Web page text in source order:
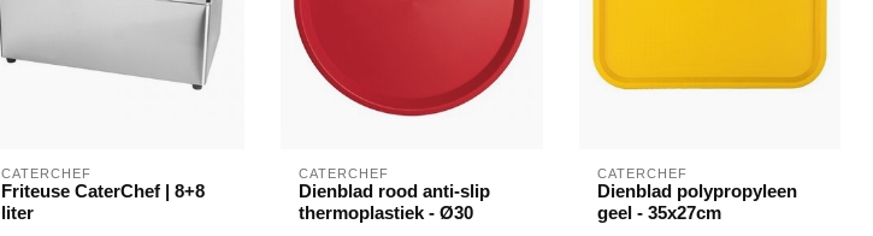
CATERCHEF
Friteuse CaterChef | 8+8
liter
CATERCHEF
Dienblad rood anti-slip
thermoplastiek - Ø30
CATERCHEF
Dienblad polypropyleen
geel - 35x27cm